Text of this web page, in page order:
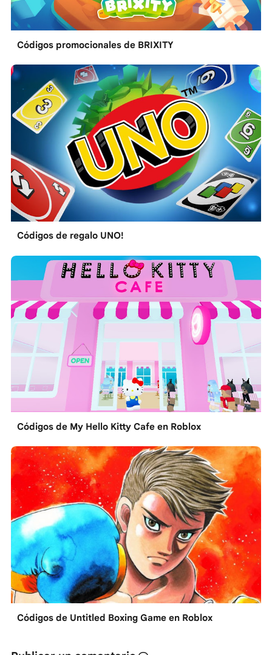
Códigos promocionales de BRIXITY
Códigos de regalo UNO!
Códigos de My Hello Kitty Cafe en Roblox
Códigos de Untitled Boxing Game en Roblox